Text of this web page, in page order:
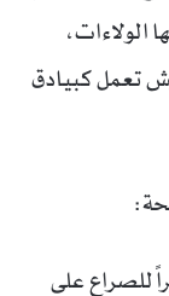
الولاءات،
تعمل كبيادق
للصراع على